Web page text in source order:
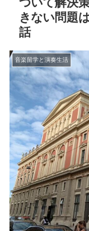
きない問題
話
音楽留学と演奏生活